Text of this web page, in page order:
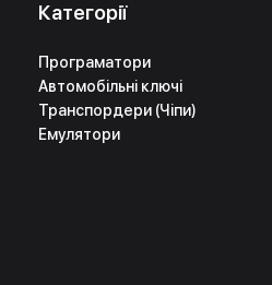
Категорії
Програматори
Автомобільні ключі
Транспордери (Чіпи)
Емулятори